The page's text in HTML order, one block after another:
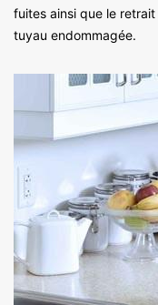
fuites ainsi que le
tuyau endommagée.